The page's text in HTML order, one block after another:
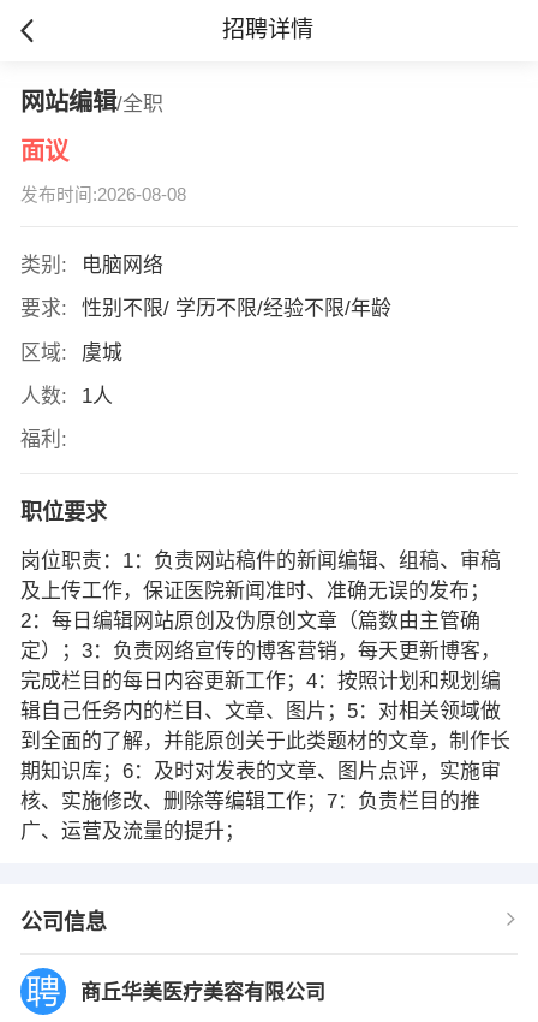
招聘详情
网站编辑/全职
面议
发布时间:2026-08-08
类别:
电脑网络
要求:
性别不限/ 学历不限/经验不限/年龄
区域:
虞城
人数:
1人
福利:
职位要求
岗位职责：1：负责网站稿件的新闻编辑、组稿、审稿
及上传工作，保证医院新闻准时、准确无误的发布；
2：每日编辑网站原创及伪原创文章（篇数由主管确
定）；3：负责网络宣传的博客营销，每天更新博客，
完成栏目的每日内容更新工作；4：按照计划和规划编
辑自己任务内的栏目、文章、图片；5：对相关领域做
到全面的了解，并能原创关于此类题材的文章，制作长
期知识库；6：及时对发表的文章、图片点评，实施审
核、实施修改、删除等编辑工作；7：负责栏目的推
广、运营及流量的提升；
公司信息
商丘华美医疗美容有限公司